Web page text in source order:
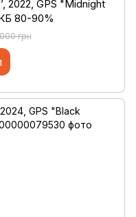
2022, GPS "Midnight
80-90%
грн